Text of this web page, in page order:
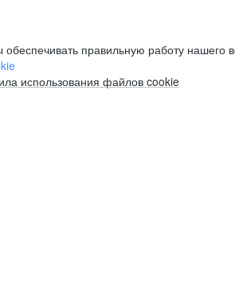
правильную работу нашего
использования файлов cookie